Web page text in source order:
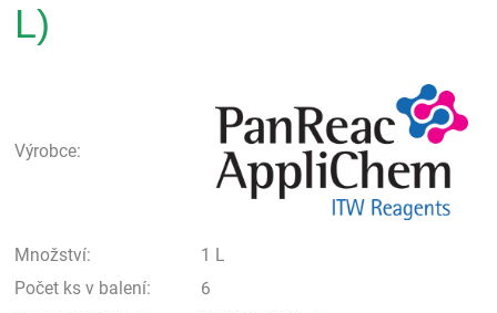
L)
Výrobce:
Množství:
1 L
Počet ks v balení:
6